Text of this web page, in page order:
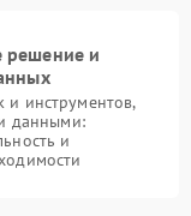
решение и
инструментов,
данными:
и